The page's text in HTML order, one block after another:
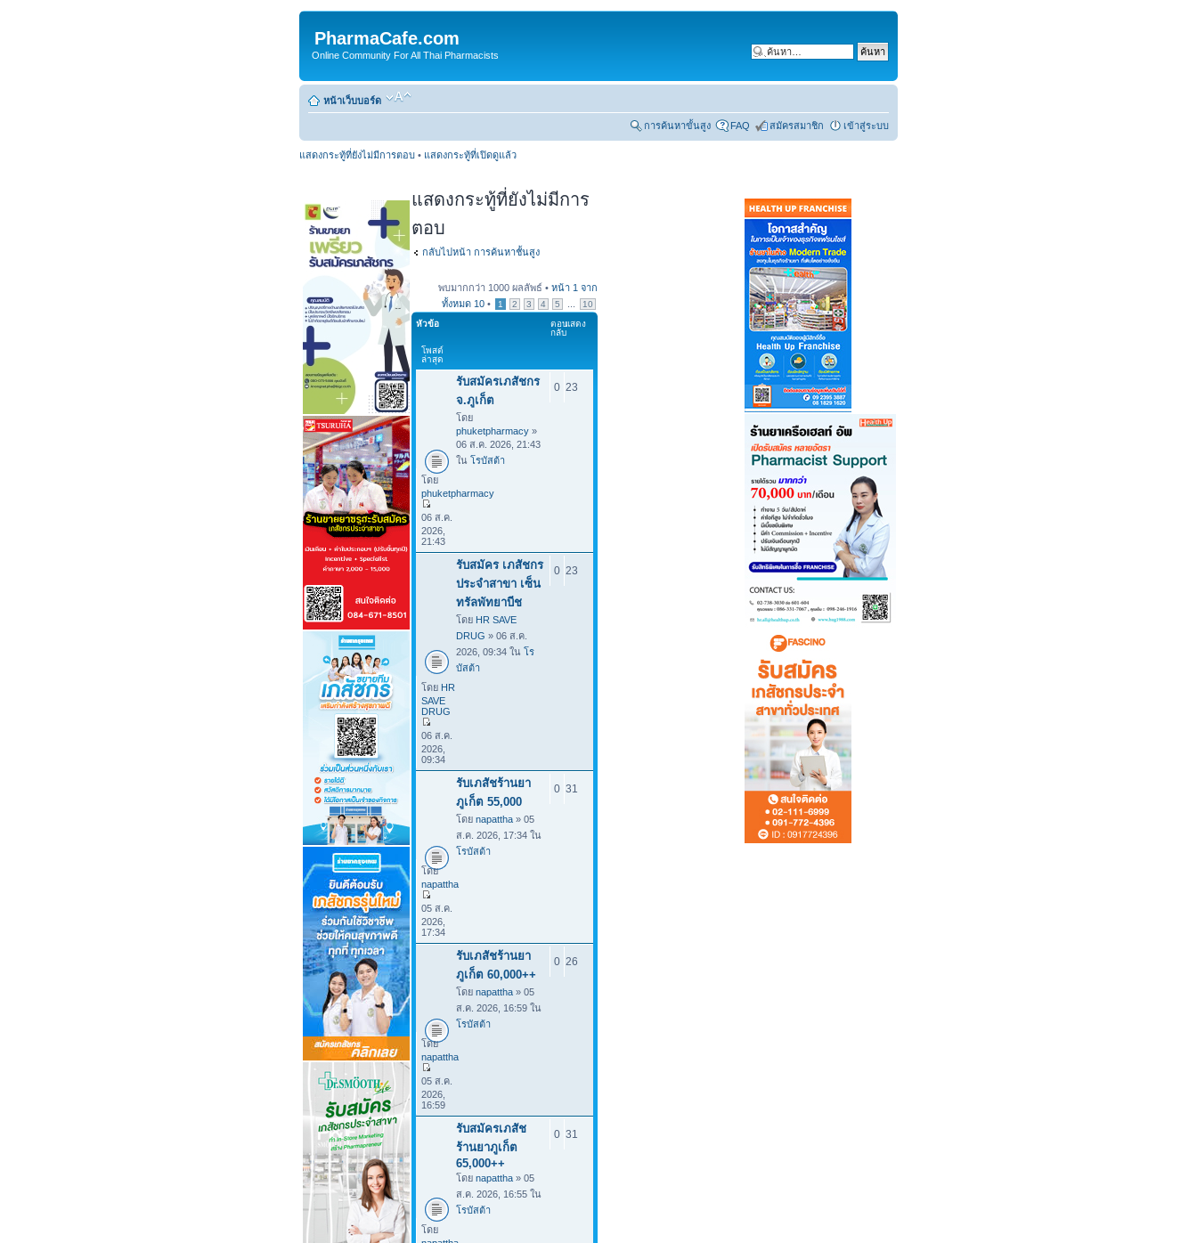
PharmaCafe.com
Online Community For All Thai Pharmacists
หน้าเว็บบอร์ด
การค้นหาขั้นสูง FAQ สมัครสมาชิก เข้าสู่ระบบ
แสดงกระทู้ที่ยังไม่มีการตอบ • แสดงกระทู้ที่เปิดดูแล้ว
แสดงกระทู้ที่ยังไม่มีการ
ตอบ
กลับไปหน้า การค้นหาชั้นสูง
พบมากกว่า 1000 ผลลัพธ์ • หน้า 1 จาก
ทั้งหมด 10 • 1 2 3 4 5
10
หัวข้อ
ตอบ
กลับ
แสดง
โพสต์
ล่าสุด
รับสมัครเภสัชกร
จ.ภูเก็ต
โดย
phuketpharmacy »
06 ส.ค. 2026, 21:43
ใน โรบัสต้า
0 23
โดย
phuketpharmacy
06 ส.ค.
2026,
21:43
รับสมัคร เภสัชกร
ประจําสาขา เซ็น
ทรัลพัทยาบีช
โดย HR SAVE
DRUG » 06 ส.ค.
2026, 09:34 ใน โร
บัสต้า
0 23
โดย HR
SAVE
DRUG
06 ส.ค.
2026,
09:34
รับเภสัชร้านยา
ภูเก็ต 55,000
โดย napattha » 05
ส.ค. 2026, 17:34 ใน
โรบัสต้า
0 31
โดย
napattha
05 ส.ค.
2026,
17:34
รับเภสัชร้านยา
ภูเก็ต 60,000++
โดย napattha » 05
ส.ค. 2026, 16:59 ใน
โรบัสต้า
0 26
โดย
napattha
05 ส.ค.
2026,
16:59
รับสมัครเภสัช
ร้านยาภูเก็ต
65,000++
โดย napattha » 05
ส.ค. 2026, 16:55 ใน
โรบัสต้า
0 31
โดย